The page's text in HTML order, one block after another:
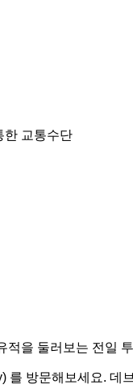
한 교통수단
적을 둘러보는 전일
를 방문해보세요.